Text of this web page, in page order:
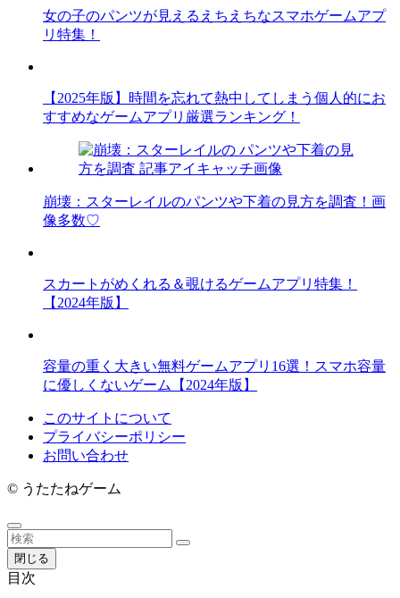
女の子のパンツが見えるえちえちなスマホゲームアプ
リ特集！
【2025年版】時間を忘れて熱中してしまう個人的にお
すすめなゲームアプリ厳選ランキング！
崩壊：スターレイルのパンツや下着の見方を調査！画
像多数♡
スカートがめくれる＆覗けるゲームアプリ特集！
【2024年版】
容量の重く大きい無料ゲームアプリ16選！スマホ容量
に優しくないゲーム【2024年版】
このサイトについて
プライバシーポリシー
お問い合わせ
© うたたねゲーム
閉じる
目次